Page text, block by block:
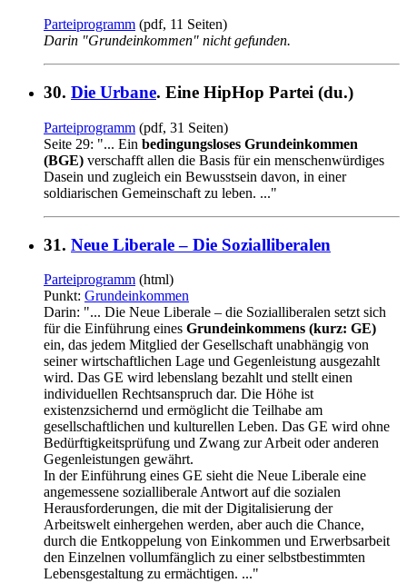
Parteiprogramm (pdf, 11 Seiten)
Darin "Grundeinkommen" nicht gefunden.
30. Die Urbane. Eine HipHop Partei (du.)
Parteiprogramm (pdf, 31 Seiten)
Seite 29: "... Ein bedingungsloses Grundeinkommen
(BGE) verschafft allen die Basis für ein menschenwürdiges
Dasein und zugleich ein Bewusstsein davon, in einer
soldiarischen Gemeinschaft zu leben. ..."
31. Neue Liberale – Die Sozialliberalen
Parteiprogramm (html)
Punkt: Grundeinkommen
Darin: "... Die Neue Liberale – die Sozialliberalen setzt sich
für die Einführung eines Grundeinkommens (kurz: GE)
ein, das jedem Mitglied der Gesellschaft unabhängig von
seiner wirtschaftlichen Lage und Gegenleistung ausgezahlt
wird. Das GE wird lebenslang bezahlt und stellt einen
individuellen Rechtsanspruch dar. Die Höhe ist
existenzsichernd und ermöglicht die Teilhabe am
gesellschaftlichen und kulturellen Leben. Das GE wird ohne
Bedürftigkeitsprüfung und Zwang zur Arbeit oder anderen
Gegenleistungen gewährt.
In der Einführung eines GE sieht die Neue Liberale eine
angemessene sozialliberale Antwort auf die sozialen
Herausforderungen, die mit der Digitalisierung der
Arbeitswelt einhergehen werden, aber auch die Chance,
durch die Entkoppelung von Einkommen und Erwerbsarbeit
den Einzelnen vollumfänglich zu einer selbstbestimmten
Lebensgestaltung zu ermächtigen. ..."